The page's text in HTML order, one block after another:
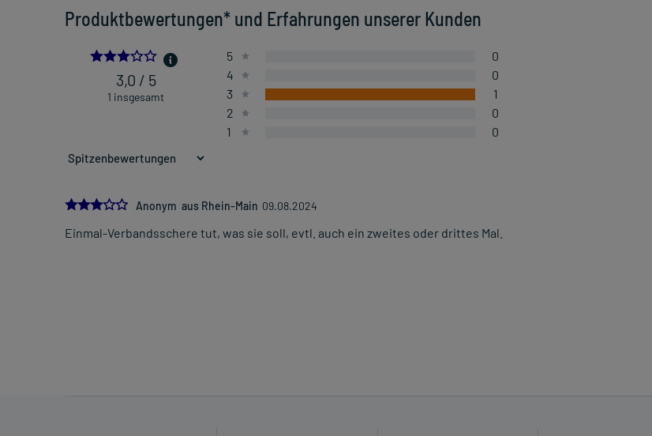
Produktbewertungen* und Erfahrungen unserer Kunden
3.0
3,0 / 5
1 insgesamt
5
0
4
0
3
1
2
0
1
0
3.0
Anonym aus Rhein-Main 09.08.2024
Einmal-Verbandsschere tut, was sie soll, evtl. auch ein zweites oder drittes Mal.